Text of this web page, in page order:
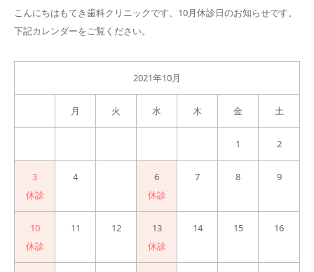
こんにちはもてき歯科クリニックです、10月休診日のお知らせです。
下記カレンダーをご覧ください。
2021年10月
月 火 水 木 金 土
1 2
3
休診
4
6
休診
7 8 9
10
休診
11 12
13
休診
14 15 16
スタッフ紹介